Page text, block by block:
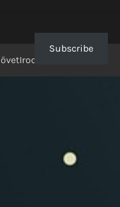
Subscribe